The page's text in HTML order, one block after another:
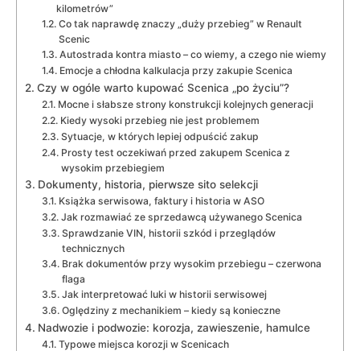
kilometrów”
Co tak naprawdę znaczy „duży przebieg” w Renault
Scenic
Autostrada kontra miasto – co wiemy, a czego nie wiemy
Emocje a chłodna kalkulacja przy zakupie Scenica
Czy w ogóle warto kupować Scenica „po życiu”?
Mocne i słabsze strony konstrukcji kolejnych generacji
Kiedy wysoki przebieg nie jest problemem
Sytuacje, w których lepiej odpuścić zakup
Prosty test oczekiwań przed zakupem Scenica z
wysokim przebiegiem
Dokumenty, historia, pierwsze sito selekcji
Książka serwisowa, faktury i historia w ASO
Jak rozmawiać ze sprzedawcą używanego Scenica
Sprawdzanie VIN, historii szkód i przeglądów
technicznych
Brak dokumentów przy wysokim przebiegu – czerwona
flaga
Jak interpretować luki w historii serwisowej
Oględziny z mechanikiem – kiedy są konieczne
Nadwozie i podwozie: korozja, zawieszenie, hamulce
Typowe miejsca korozji w Scenicach